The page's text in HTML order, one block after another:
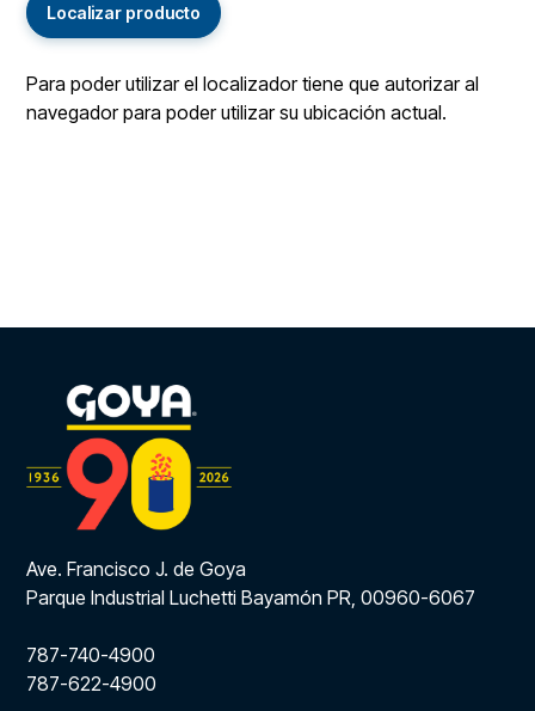
Localizar producto
Para poder utilizar el localizador tiene que autorizar al
navegador para poder utilizar su ubicación actual.
Ave. Francisco J. de Goya
Parque Industrial Luchetti Bayamón PR, 00960-6067
787-740-4900
787-622-4900